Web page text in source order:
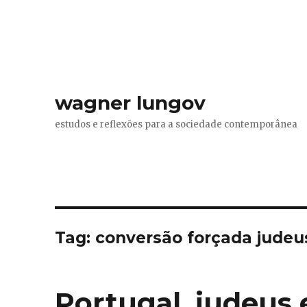
wagner lungov
estudos e reflexões para a sociedade contemporânea
Tag: conversão forçada